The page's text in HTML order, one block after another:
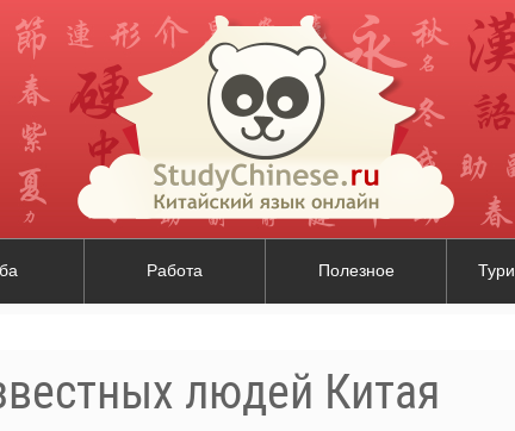
Работа Полезное
людей Китая